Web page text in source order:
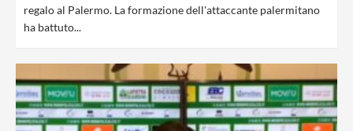
regalo al Palermo. La formazione dell'attaccante palermitano
ha battuto...